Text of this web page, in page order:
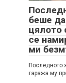
беше
цялото
се
ми
Последното
гаража му